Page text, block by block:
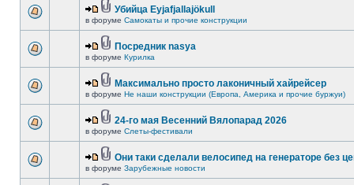
Убийца Eyjafjallajökull
в форуме Самокаты и прочие конструкции
Посредник nasya
в форуме Курилка
Максимально просто лаконичный хайрейсер
в форуме Не наши конструкции (Европа, Америка и прочие буржуи)
24-го мая Весенний Вялопарад 2026
в форуме Слеты-фестивали
Они таки сделали велосипед на генераторе без
в форуме Зарубежные новости